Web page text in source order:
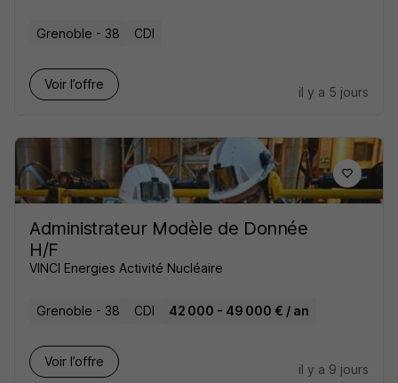
Grenoble - 38 CDI
Voir l’offre
il y a 5 jours
Administrateur Modèle de Donnée
H/F
VINCI Energies Activité Nucléaire
Grenoble - 38 CDI 42 000 - 49 000 € / an
Voir l’offre
il y a 9 jours